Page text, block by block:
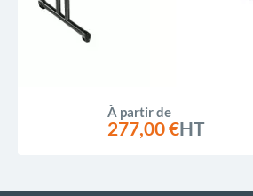
À partir de
277,00 €HT